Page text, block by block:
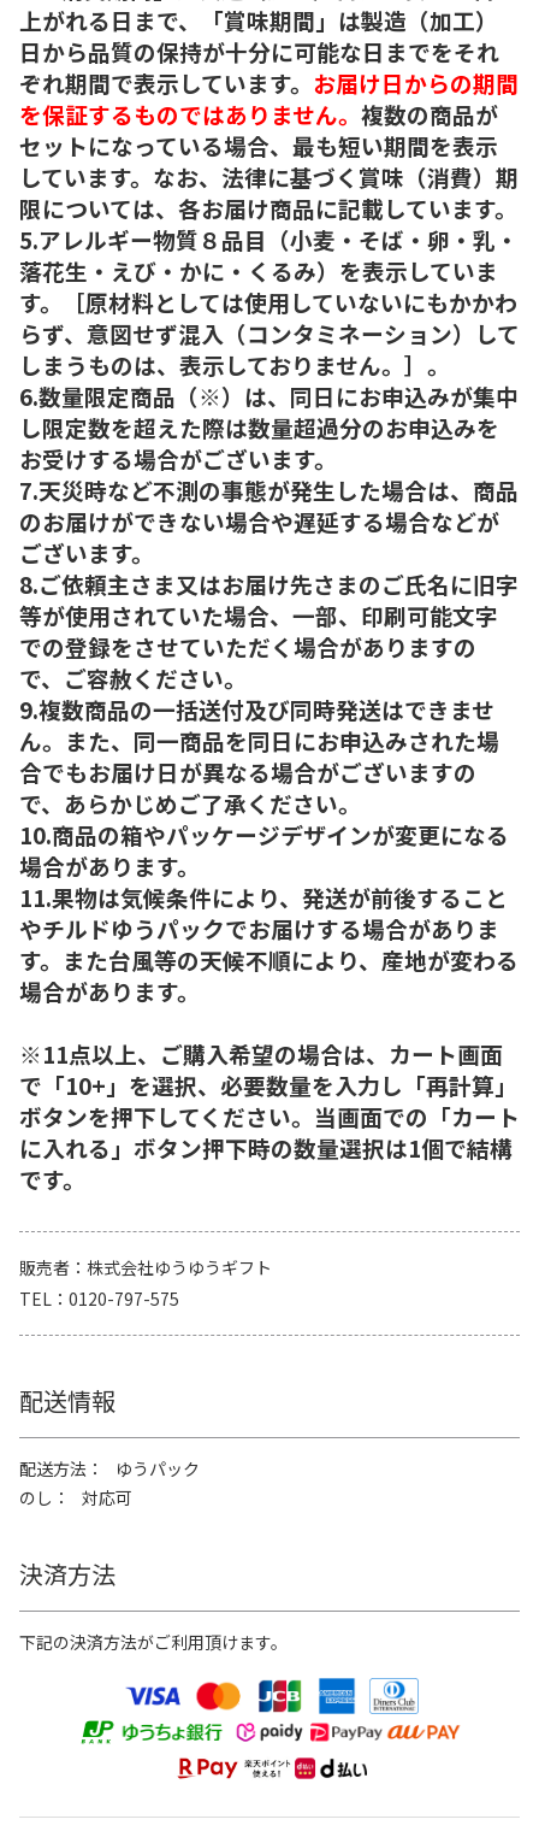
上がれる日まで、「賞味期間」は製造（加工）
日から品質の保持が十分に可能な日までをそれ
ぞれ期間で表示しています。 お届け日からの期間
を保証するものではありません。 複数の商品が
セットになっている場合、最も短い期間を表示
しています。なお、法律に基づく賞味（消費）期
限については、各お届け商品に記載しています。
5.アレルギー物質８品目（小麦・そば・卵・乳・
落花生・えび・かに・くるみ）を表示していま
す。［原材料としては使用していないにもかかわ
らず、意図せず混入（コンタミネーション）して
しまうものは、表示しておりません。］。
6.数量限定商品（※）は、同日にお申込みが集中
し限定数を超えた際は数量超過分のお申込みを
お受けする場合がございます。
7.天災時など不測の事態が発生した場合は、商品
のお届けができない場合や遅延する場合などが
ございます。
8.ご依頼主さま又はお届け先さまのご氏名に旧字
等が使用されていた場合、一部、印刷可能文字
での登録をさせていただく場合がありますの
で、ご容赦ください。
9.複数商品の一括送付及び同時発送はできませ
ん。また、同一商品を同日にお申込みされた場
合でもお届け日が異なる場合がございますの
で、あらかじめご了承ください。
10.商品の箱やパッケージデザインが変更になる
場合があります。
11.果物は気候条件により、発送が前後すること
やチルドゆうパックでお届けする場合がありま
す。また台風等の天候不順により、産地が変わる
場合があります。
※11点以上、ご購入希望の場合は、カート画面
で「10+」を選択、必要数量を入力し「再計算」
ボタンを押下してください。当画面での「カート
に入れる」ボタン押下時の数量選択は1個で結構
です。
販売者
株式会社ゆうゆうギフト
TEL
0120-797-575
配送情報
配送方法
ゆうパック
のし
対応可
決済方法
下記の決済方法がご利用頂けます。